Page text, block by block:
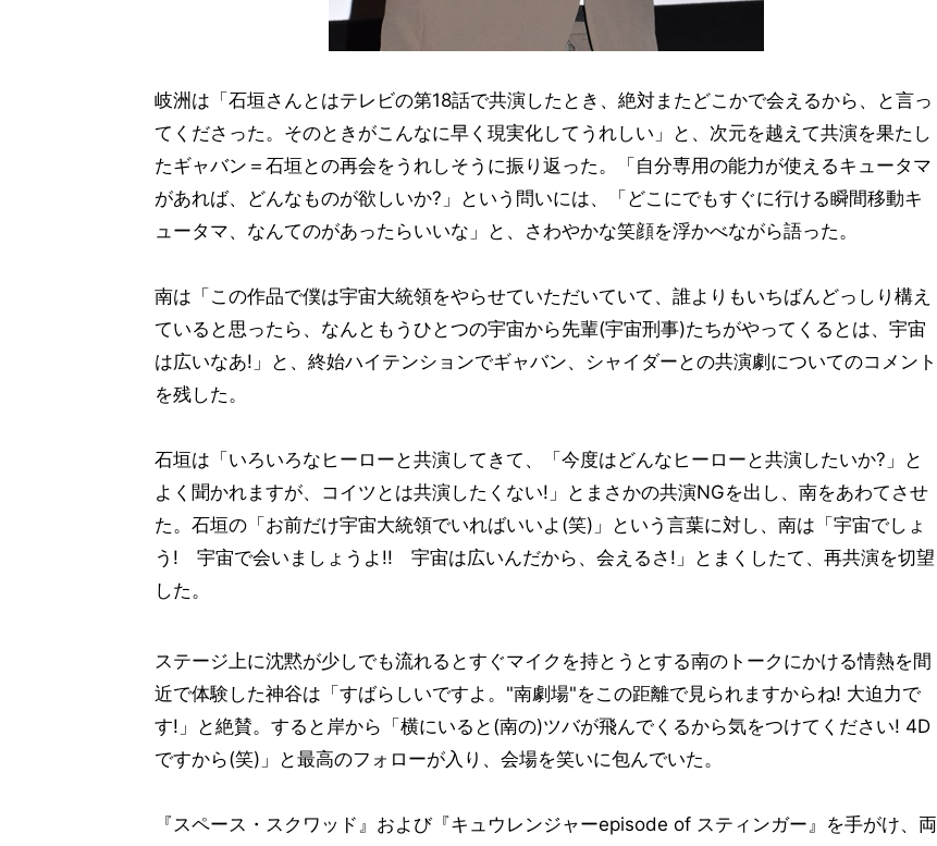
岐洲は「石垣さんとはテレビの第18話で共演したとき、絶対またどこかで会えるから、と言っ
てくださった。そのときがこんなに早く現実化してうれしい」と、次元を越えて共演を果たし
たギャバン＝石垣との再会をうれしそうに振り返った。「自分専用の能力が使えるキュータマ
があれば、どんなものが欲しいか?」という問いには、「どこにでもすぐに行ける瞬間移動キ
ュータマ、なんてのがあったらいいな」と、さわやかな笑顔を浮かべながら語った。
南は「この作品で僕は宇宙大統領をやらせていただいていて、誰よりもいちばんどっしり構え
ていると思ったら、なんともうひとつの宇宙から先輩(宇宙刑事)たちがやってくるとは、宇宙
は広いなあ!」と、終始ハイテンションでギャバン、シャイダーとの共演劇についてのコメント
を残した。
石垣は「いろいろなヒーローと共演してきて、「今度はどんなヒーローと共演したいか?」と
よく聞かれますが、コイツとは共演したくない!」とまさかの共演NGを出し、南をあわてさせ
た。石垣の「お前だけ宇宙大統領でいればいいよ(笑)」という言葉に対し、南は「宇宙でしょ
う! 宇宙で会いましょうよ!! 宇宙は広いんだから、会えるさ!」とまくしたて、再共演を切望
した。
ステージ上に沈黙が少しでも流れるとすぐマイクを持とうとする南のトークにかける情熱を間
近で体験した神谷は「すばらしいですよ。"南劇場"をこの距離で見られますからね! 大迫力で
す!」と絶賛。すると岸から「横にいると(南の)ツバが飛んでくるから気をつけてください! 4D
ですから(笑)」と最高のフォローが入り、会場を笑いに包んでいた。
『スペース・スクワッド』および『キュウレンジャーepisode of スティンガー』を手がけ、両